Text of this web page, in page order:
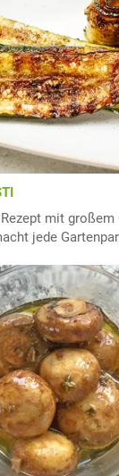
mit großem
jede